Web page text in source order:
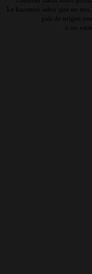
Le hacemos saber que no
país de origen
o no